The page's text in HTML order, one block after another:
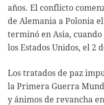
años. El conflicto
de Alemania a Polonia
terminó en Asia,
los Estados Unidos, el 2
Los tratados de paz
la Primera Guerra
y ánimos de revancha